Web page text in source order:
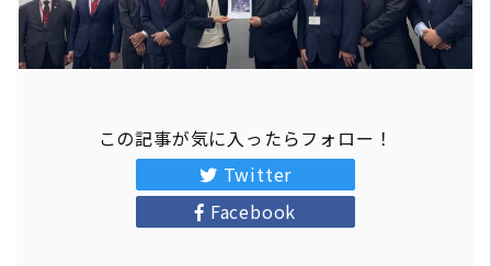
この記事が気に入ったらフォロー！
Twitter
Facebook